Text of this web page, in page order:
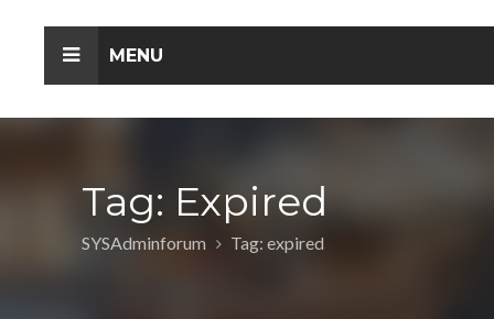
MENU
Tag: Expired
SYSAdminforum Tag: expired